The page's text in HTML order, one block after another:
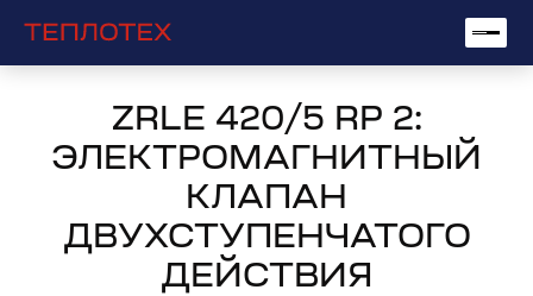
ZRLE 420/5 RP 2:
ЭЛЕКТРОМАГНИТНЫЙ
КЛАПАН
ДВУХСТУПЕНЧАТОГО
ДЕЙСТВИЯ